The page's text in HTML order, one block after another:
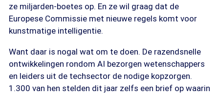
ze miljarden-boetes op. En ze wil graag dat de
Europese Commissie met nieuwe regels komt voor
kunstmatige intelligentie.
Want daar is nogal wat om te doen. De razendsnelle
ontwikkelingen rondom AI bezorgen wetenschappers
en leiders uit de techsector de nodige kopzorgen.
1.300 van hen stelden dit jaar zelfs een brief op waarin